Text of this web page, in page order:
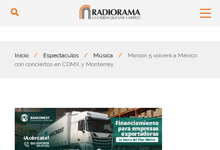
Inicio / Espectáculos / Música /
Maroon 5 volverá a México
con conciertos en CDMX y Monterrey